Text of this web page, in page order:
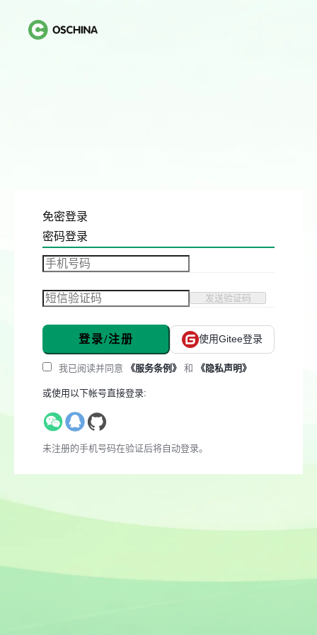
免密登录
密码登录
发送验证码
登录/注册 使用Gitee登录
我已阅读并同意 《服务条例》 和 《隐私声明》
或使用以下帐号直接登录:
未注册的手机号码在验证后将自动登录。